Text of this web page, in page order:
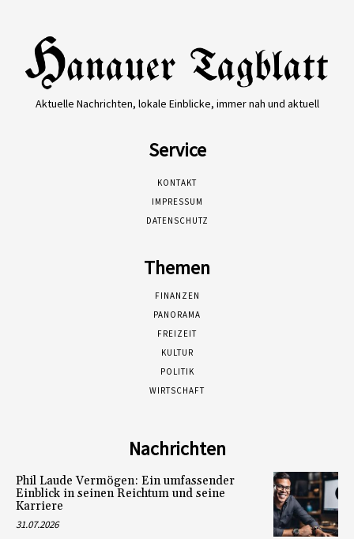
Aktuelle Nachrichten, lokale Einblicke, immer nah und aktuell
Service
KONTAKT
IMPRESSUM
DATENSCHUTZ
Themen
FINANZEN
PANORAMA
FREIZEIT
KULTUR
POLITIK
WIRTSCHAFT
Nachrichten
Phil Laude Vermögen: Ein umfassender
Einblick in seinen Reichtum und seine
Karriere
31.07.2026